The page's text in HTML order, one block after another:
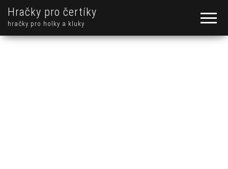
Hračky pro čertíky
hračky pro holky a kluky